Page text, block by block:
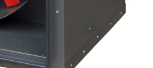
solutions in
lighting and
electrical
material for